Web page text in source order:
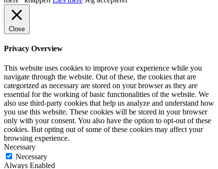
Close
Privacy Overview
This website uses cookies to improve your experience while you
navigate through the website. Out of these, the cookies that are
categorized as necessary are stored on your browser as they are
essential for the working of basic functionalities of the website. We
also use third-party cookies that help us analyze and understand how
you use this website. These cookies will be stored in your browser
only with your consent. You also have the option to opt-out of these
cookies. But opting out of some of these cookies may affect your
browsing experience.
Necessary
Necessary
Always Enabled